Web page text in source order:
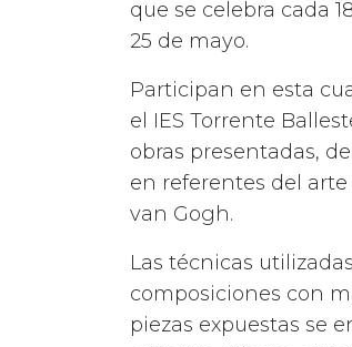
que se celebra cada
25 de mayo.
Participan en esta
el IES Torrente
obras presentadas,
en referentes del
van Gogh.
Las técnicas
composiciones con
piezas expuestas se